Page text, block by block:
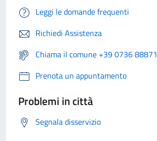
Leggi le domande frequenti
Richiedi Assistenza
Chiama il comune +39 0736 88871
Prenota un appuntamento
Problemi in città
Segnala disservizio